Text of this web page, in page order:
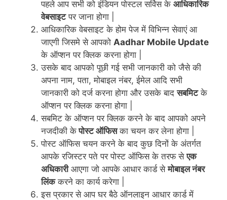
पहले आप सभी को इंडियन पोस्टल सर्विस के आधिकारिक
वेबसाइटपर जाना होगा |
आधिकारिक वेबसाइट के होम पेज में विभिन्न सेवाएं आ
जाएगी जिसमे से आपको Aadhar Mobile Update
के ऑप्शन पर क्लिक करना होगा |
उसके बाद आपको पूछी गई सभी जानकारी को जैसे की
अपना नाम, पता, मोबाइल नंबर, ईमेल आदि सभी
जानकारी को दर्ज करना होगा और उसके बादसबमिटके
ऑप्शन पर क्लिक करना होगा |
सबमिट के ऑप्शन पर क्लिक करने के बाद आपको अपने
नजदीकी केपोस्ट ऑफिसका चयन कर लेना होगा |
पोस्ट ऑफिस चयन करने के बाद कुछ दिनों के अंतर्गत
आपके रजिस्टर पते पर पोस्ट ऑफिस के तरफ सेएक
अधिकारीआएगा जो आपके आधार कार्ड सेमोबाइल नंबर
लिंककरने का कार्य करेगा |
इस प्रकार से आप घर बैठे ऑनलाइन आधार कार्ड में